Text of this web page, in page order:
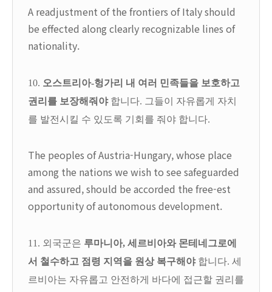
A readjustment of the frontiers of Italy should
be effected along clearly recognizable lines of
nationality.
10. 오스트리아-헝가리 내 여러 민족들을 보호하고
권리를 보장해줘야합니다. 그들이 자유롭게 자치
를 발전시킬 수 있도록 기회를 줘야 합니다.
The peoples of Austria-Hungary, whose place
among the nations we wish to see safeguarded
and assured, should be accorded the free-est
opportunity of autonomous development.
11. 외국군은 루마니아, 세르비아와 몬테네그로에
서 철수하고 점령 지역을 원상 복구해야합니다. 세
르비아는 자유롭고 안전하게 바다에 접근할 권리를